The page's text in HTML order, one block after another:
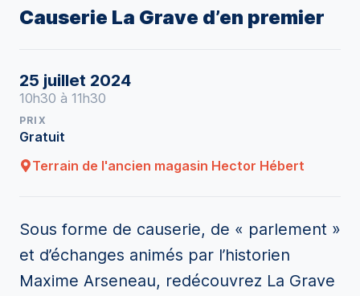
Causerie La Grave d’en premier
25 juillet 2024
10h30 à 11h30
PRIX
Gratuit
Terrain de l'ancien magasin Hector Hébert
Sous forme de causerie, de « parlement »
et d’échanges animés par l’historien
Maxime Arseneau, redécouvrez La Grave